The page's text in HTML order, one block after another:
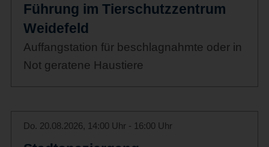
Führung im Tierschutzzentrum
Weidefeld
Auffangstation für beschlagnahmte oder in
Not geratene Haustiere
Do. 20.08.2026, 14:00 Uhr - 16:00 Uhr